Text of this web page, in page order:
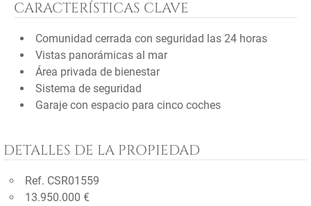
CARACTERÍSTICAS CLAVE
Comunidad cerrada con seguridad las 24 horas
Vistas panorámicas al mar
Área privada de bienestar
Sistema de seguridad
Garaje con espacio para cinco coches
DETALLES DE LA PROPIEDAD
Ref. CSR01559
13.950.000 €